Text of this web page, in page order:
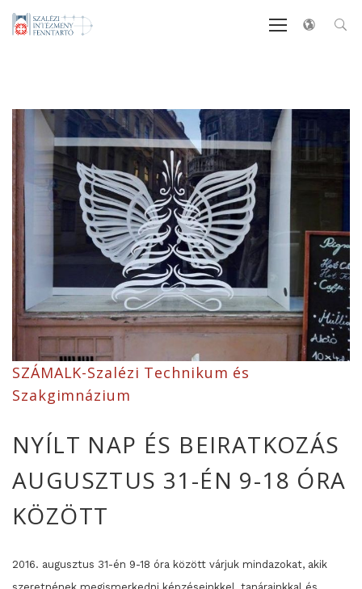
SZÁMALK-Szalézi Technikum és
Szakgimnázium
NYÍLT NAP ÉS BEIRATKOZÁS
AUGUSZTUS 31-ÉN 9-18 ÓRA
KÖZÖTT
2016. augusztus 31-én 9-18 óra között várjuk mindazokat, akik